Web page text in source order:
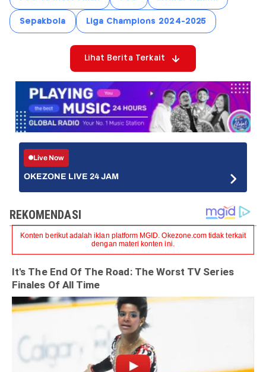
Sepakbola Liga Champions 2024-2025
Lihat Berita Terkait
Live Now
OKEZONE LIVE 24 JAM